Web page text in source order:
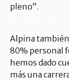
pleno”.
Alpina
80% personal
hemos dado
más una